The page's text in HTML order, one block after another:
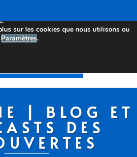
| BLOG ET
DES
pour vous offrir la meilleure
sur les cookies que nous utilisons ou
Paramètres.